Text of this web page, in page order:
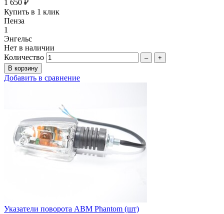
1 650 ₽
Купить в 1 клик
Пенза
1
Энгельс
Нет в наличии
Количество
– +
Добавить в сравнение
Указатели поворота ABM Phantom (шт)